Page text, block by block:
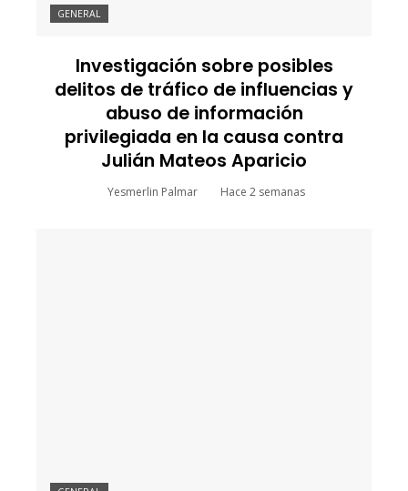
GENERAL
Investigación sobre posibles
delitos de tráfico de influencias y
abuso de información
privilegiada en la causa contra
Julián Mateos Aparicio
Yesmerlin Palmar Hace 2 semanas